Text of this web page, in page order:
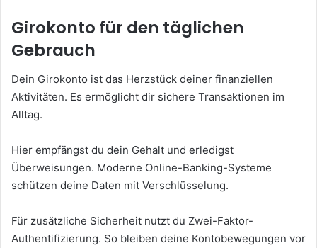
Girokonto für den täglichen
Gebrauch
Dein Girokonto ist das Herzstück deiner finanziellen
Aktivitäten. Es ermöglicht dir sichere Transaktionen im
Alltag.
Hier empfängst du dein Gehalt und erledigst
Überweisungen. Moderne Online-Banking-Systeme
schützen deine Daten mit Verschlüsselung.
Für zusätzliche Sicherheit nutzt du Zwei-Faktor-
Authentifizierung. So bleiben deine Kontobewegungen vor